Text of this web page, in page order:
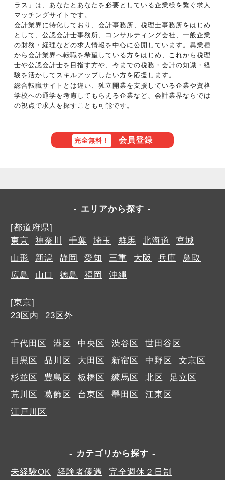
ラス」は、あなたとあなたを必要としている企業様を繋ぐ求人
マッチングサイトです。
会計業界に特化しており、会計事務所、税理士事務所をはじめ
として、公認会計士事務所、コンサルティング会社、一般企業
の財務・経理などの求人情報を中心に公開しています。異業種
から会計業界へ転職を希望している方をはじめ、これから税理
士や公認会計士を目指す方や、今までの税務・会計の知識・経
験を活かしてスキルアップしたい方を応援します。
総合転職サイトとは違い、独立開業を支援している企業や資格
学校への通学を考慮してもらえる企業など、会計業界ならでは
の視点で求人を探すことも可能です。
完全無料！ 会員登録
エリアから探す
[都道府県]
東京
神奈川 千葉 埼玉 群馬 北海道
宮城
山形
新潟 静岡 愛知 三重 大阪 兵庫
鳥取
広島
山口 徳島 福岡 沖縄
[東京]
23区内
23区外
千代田区 港区 中央区 渋谷区
世田谷区
目黒区
品川区 大田区 新宿区 中野区
文京区
杉並区
豊島区 板橋区 練馬区 北区
足立区
荒川区
葛飾区 台東区 墨田区
江東区
江戸川区
カテゴリから探す
未経験OK
経験者優遇
完全週休２日制